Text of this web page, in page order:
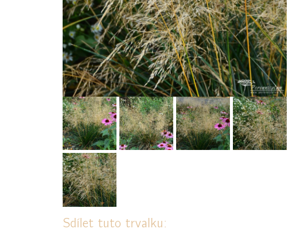
Sdílet tuto trvalku: